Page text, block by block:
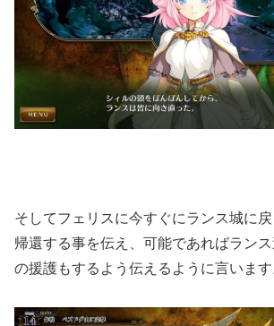
そしてフェリスに今すぐにランス城に
帰還する事を伝え、可能であればラン
の援護もするよう伝えるように言います